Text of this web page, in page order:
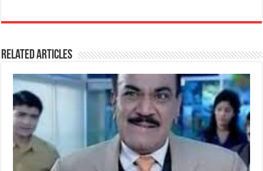
c
e
b
o
o
k
at
s
A
p
ss
n
g
e
itt
r
e
ra
m
ar
Related Articles